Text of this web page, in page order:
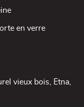
en verre
vieux bois, Etna,